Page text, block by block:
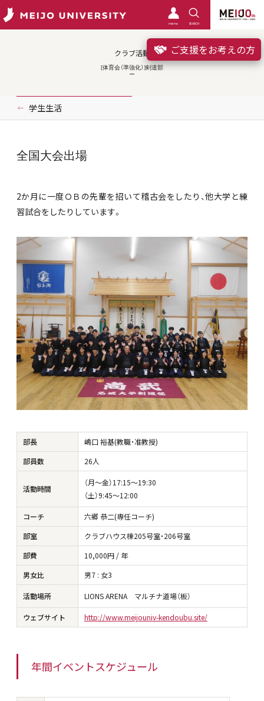
meimo SEARCH
ご支援をお考えの方
クラブ活動
[体育会（準強化）]剣道部
学生生活
全国大会出場
2か月に一度ＯＢの先輩を招いて稽古会をしたり、他大学と練
習試合をしたりしています。
部長
嶋口 裕基(教職・准教授)
部員数
26人
活動時間
（月～金）17:15～19:30
（土）9:45～12:00
コーチ
六郷 恭二(専任コーチ)
部室
クラブハウス棟205号室・206号室
部費
10,000円 / 年
男女比
男7 : 女3
活動場所
LIONS ARENA マルチナ道場（板）
ウェブサイト
http://www.meijouniv-kendoubu.site/
年間イベントスケジュール